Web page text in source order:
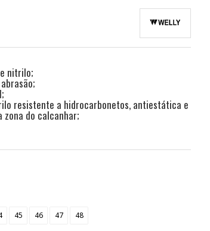
nitrilo;
resistente a hidrocarbonetos, antiestática e
zona do calcanhar;
45 46 47 48